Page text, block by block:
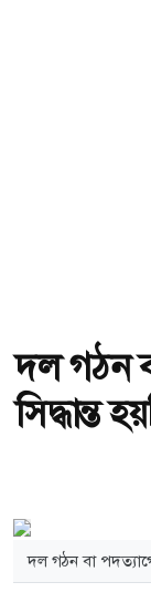
দল গঠন
সিদ্ধান্ত
দল গঠন বা